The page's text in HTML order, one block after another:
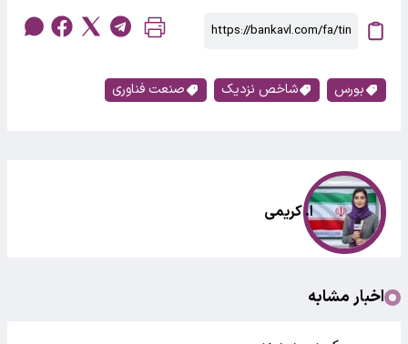
بورس شاخص نزدیک صنعت فناوری
ا. کریمی
اخبار مشابه